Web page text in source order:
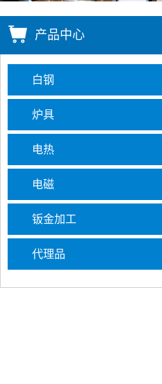
产品中心
白钢
炉具
电热
电磁
钣金加工
代理品